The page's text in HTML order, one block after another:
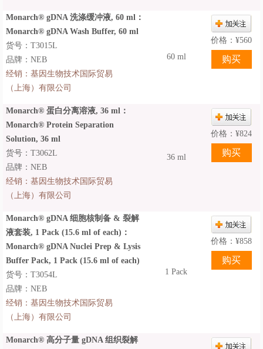
Monarch® gDNA 洗涤缓冲液, 60 ml：
Monarch® gDNA Wash Buffer, 60 ml
60 ml
价格： ¥560
货号：T3015L
品牌：NEB
经销： 基因生物技术国际贸易
（上海）有限公司
Monarch® 蛋白分离溶液, 36 ml：
Monarch® Protein Separation
Solution, 36 ml
36 ml
价格： ¥824
货号：T3062L
品牌：NEB
经销： 基因生物技术国际贸易
（上海）有限公司
Monarch® gDNA 细胞核制备 & 裂解
液套装, 1 Pack (15.6 ml of each)：
Monarch® gDNA Nuclei Prep & Lysis
Buffer Pack, 1 Pack (15.6 ml of each)
1 Pack
价格： ¥858
货号：T3054L
品牌：NEB
经销： 基因生物技术国际贸易
（上海）有限公司
Monarch® 高分子量 gDNA 组织裂解